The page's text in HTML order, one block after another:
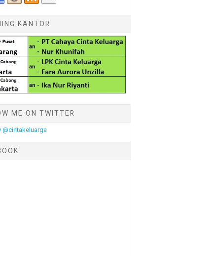
KANTOR
ME ON TWITTER
@cintakeluarga